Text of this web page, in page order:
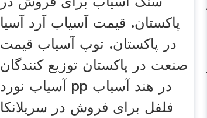
پاکستان. قیمت آسیاب آرد آسیا
در پاکستان. توپ آسیاب قیمت
صنعت در پاکستان توزیع کنندگان
آسیاب نورد pp در هند آسیاب
فلفل برای فروش در سریلانکا